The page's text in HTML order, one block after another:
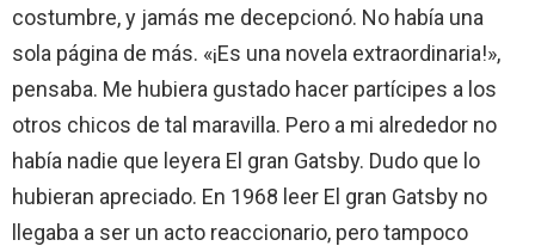
costumbre, y jamás me decepcionó. No había una
sola página de más. «¡Es una novela extraordinaria!»,
pensaba. Me hubiera gustado hacer partícipes a los
otros chicos de tal maravilla. Pero a mi alrededor no
había nadie que leyera El gran Gatsby. Dudo que lo
hubieran apreciado. En 1968 leer El gran Gatsby no
llegaba a ser un acto reaccionario, pero tampoco